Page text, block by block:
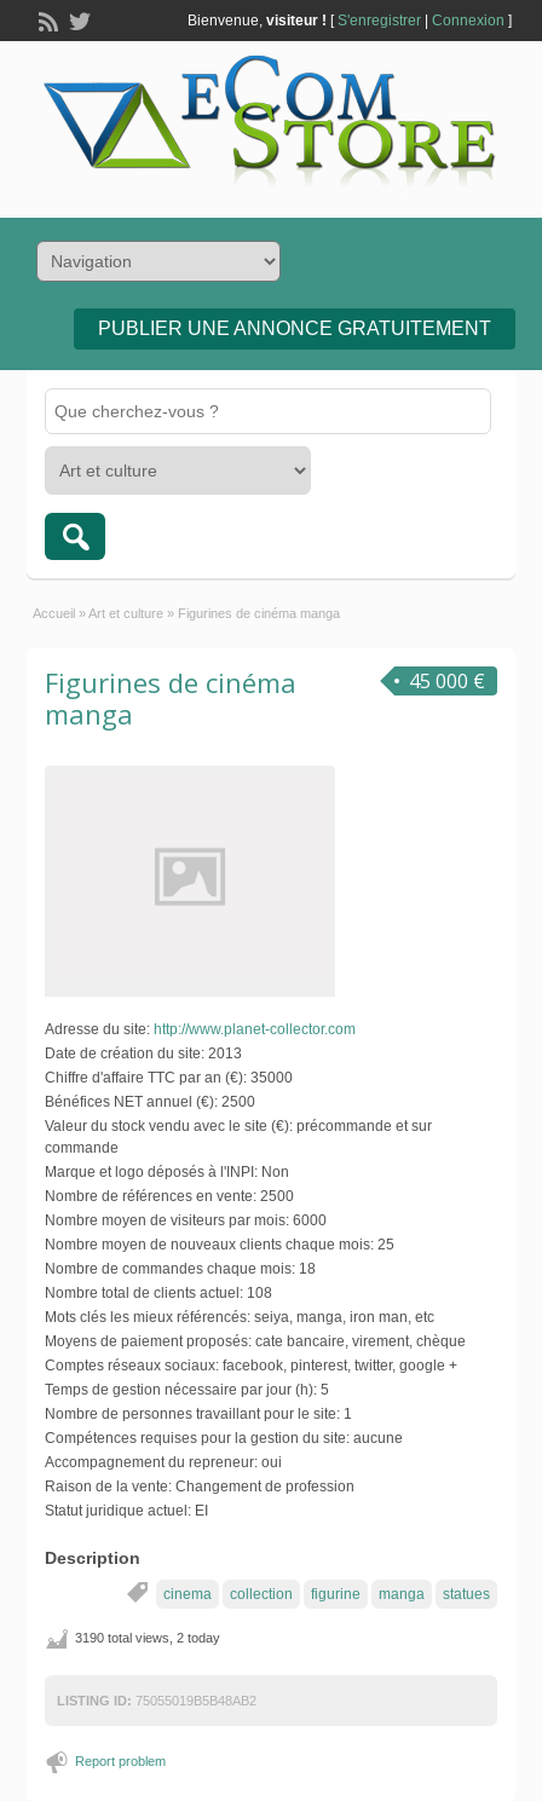
Bienvenue, visiteur ! [S'enregistrer| Connexion ]
PUBLIER UNE ANNONCE GRATUITEMENT
Accueil » Art et culture » Figurines de cinéma manga
45 000 €
Figurines de cinéma
manga
Adresse du site: http://www.planet-collector.com
Date de création du site: 2013
Chiffre d'affaire TTC par an (€): 35000
Bénéfices NET annuel (€): 2500
Valeur du stock vendu avec le site (€): précommande et sur
commande
Marque et logo déposés à l'INPI: Non
Nombre de références en vente: 2500
Nombre moyen de visiteurs par mois: 6000
Nombre moyen de nouveaux clients chaque mois: 25
Nombre de commandes chaque mois: 18
Nombre total de clients actuel: 108
Mots clés les mieux référencés: seiya, manga, iron man, etc
Moyens de paiement proposés: cate bancaire, virement, chèque
Comptes réseaux sociaux: facebook, pinterest, twitter, google +
Temps de gestion nécessaire par jour (h): 5
Nombre de personnes travaillant pour le site: 1
Compétences requises pour la gestion du site: aucune
Accompagnement du repreneur: oui
Raison de la vente: Changement de profession
Statut juridique actuel: EI
Description
cinema collection figurine manga statues
3190 total views, 2 today
LISTING ID: 75055019B5B48AB2
Report problem